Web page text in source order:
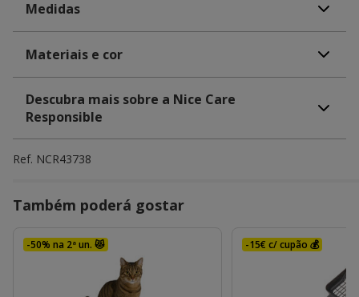
Medidas
Materiais e cor
Descubra mais sobre a Nice Care
Responsible
Ref. NCR43738
Também poderá gostar
-50% na 2ª un. 😻 -15€ c/ cupão 💰